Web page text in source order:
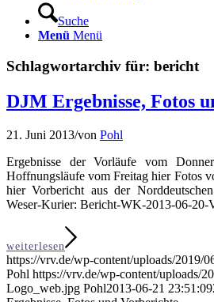
Suche
Menü Menü
Schlagwortarchiv für: bericht
DJM Ergebnisse, Fotos
21. Juni 2013/von Pohl
Ergebnisse der Vorläufe vom
Hoffnungsläufe vom Freitag hier Fotos
hier Vorbericht aus der
Weser-Kurier: Bericht-WK-2013-06-20-
weiterlesen
https://vrv.de/wp-content/uploads/2019/
Pohl https://vrv.de/wp-content/uploads/
Logo_web.jpg Pohl2013-06-21 23:51:09